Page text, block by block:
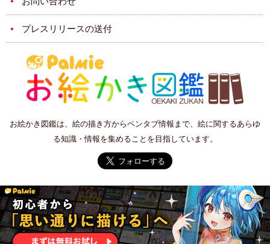
プレスリリースの送付
お絵かき図鑑は、絵の描き方からペンタブ情報まで、絵に関するあらゆ
る知識・情報を集めることを目指しています。